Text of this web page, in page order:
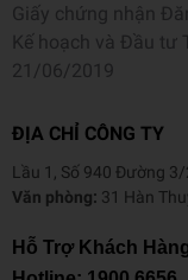
Giấy chứng nhận
Kế hoạch và Đầu tư
21/06/2019
ĐỊA CHỈ CÔNG TY
Lầu 1, Số 940 Đường
Văn phòng: 31 Hàn
Hỗ Trợ Khách